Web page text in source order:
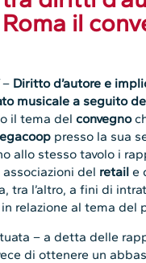
il
– Diritto d’autore e
musicale a seguito
il tema delconvegno
presso la sua
allo stesso tavolo i
del retail e
tra l’altro, a fini di
relazione al tema del
– a detta delle
di ottenere un